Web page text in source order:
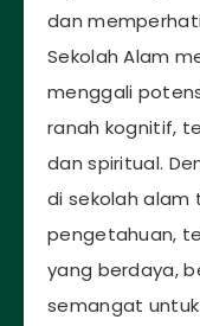
dan
Sekolah Alam
menggali
ranah kognitif,
dan spiritual.
di sekolah alam
pengetahuan,
yang berdaya,
semangat